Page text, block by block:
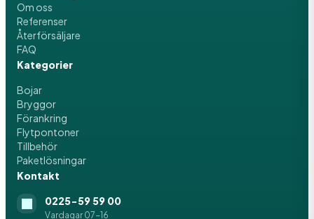
Om oss
Referenser
Återförsäljare
FAQ
Kategorier
Bojar
Bryggor
Förankring
Flytpontoner
Tillbehör
Paketlösningar
Kontakt
0225-59 59 00
Vardagar 07-16